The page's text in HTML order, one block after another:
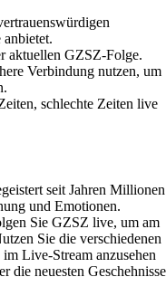
aktuellen GZSZ-Folge.
Verbindung nutzen, um
schlechte Zeiten live
seit Jahren Millionen
und Emotionen.
Sie GZSZ live, um am
Sie die verschiedenen
Live-Stream anzusehen
die neuesten Geschehnisse